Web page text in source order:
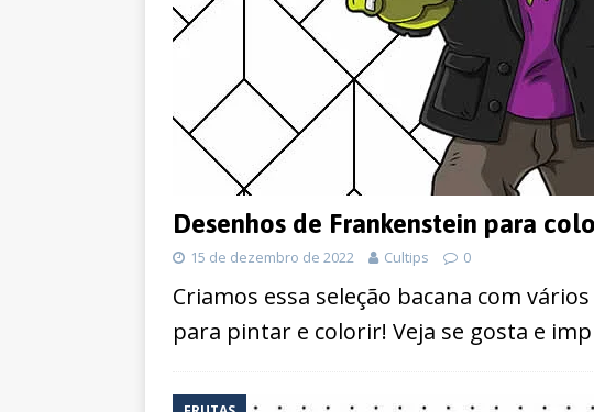
Desenhos de Frankenstein para
15 de dezembro de 2022 Cultips 0
Criamos essa seleção bacana com
para pintar e colorir! Veja se gosta e